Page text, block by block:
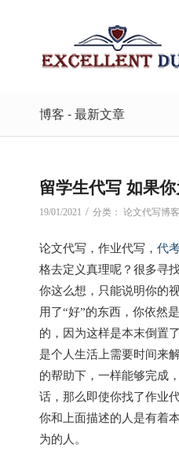
博客 - 最新文章
留学生代写 如果
19/01/2021 / 分类： 论文代写博客
论文代写，作业代写， 代
格去定义真理呢？很多寻
你这么想，只能说明你的
用了“好”的东西，你依然
的，因为这样是本末倒置
是个人生活上需要时间来
的帮助下，一样能够完成
话，那么即使你找了作业
你和上面描述的人是有着
为的人。